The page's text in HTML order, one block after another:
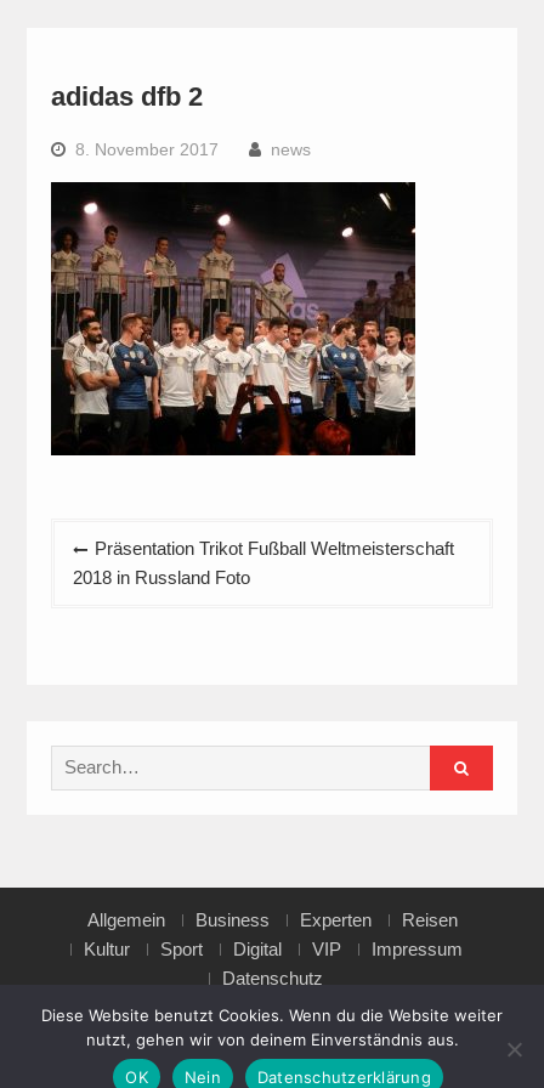
adidas dfb 2
8. November 2017 news
Beitragsnavigation
Präsentation Trikot Fußball Weltmeisterschaft
2018 in Russland Foto
Search
for:
Allgemein Business Experten
Reisen
Kultur
Sport Digital VIP
Impressum
Datenschutz
Copyright © All rights reserved.
Magazine Point byAxle Themes
Diese Website benutzt Cookies. Wenn du die Website weiter
nutzt, gehen wir von deinem Einverständnis aus.
OK
Nein Datenschutzerklärung